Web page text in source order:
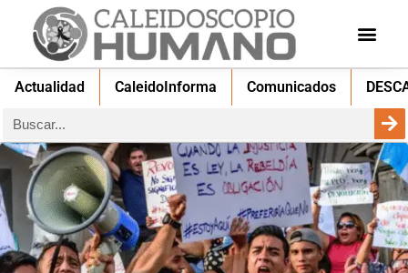
Actualidad CaleidoInforma Comunicados